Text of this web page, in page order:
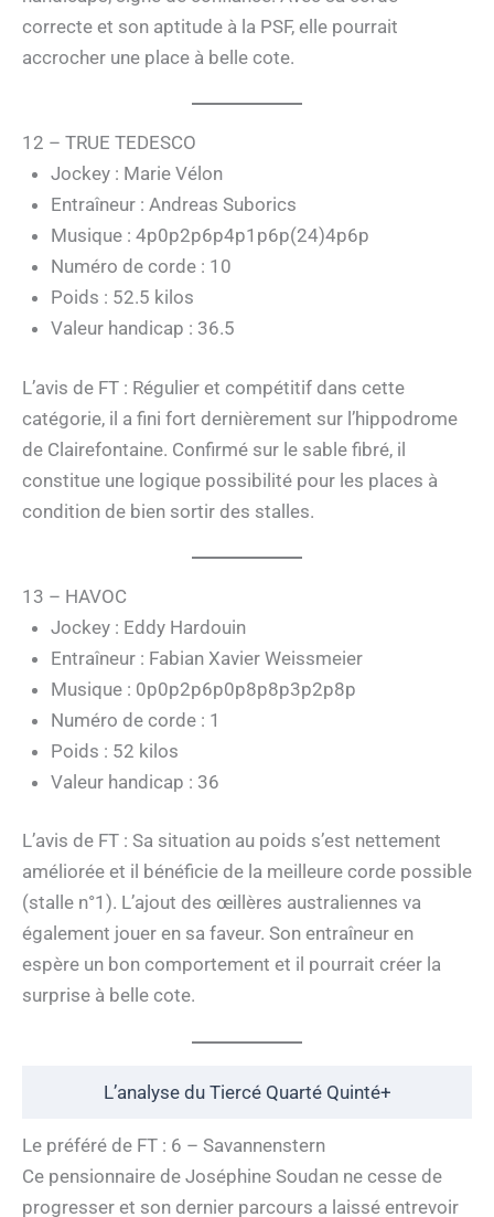
correcte et son aptitude à la PSF, elle pourrait
accrocher une place à belle cote.
12 – TRUE TEDESCO
Jockey : Marie Vélon
Entraîneur : Andreas Suborics
Musique : 4p0p2p6p4p1p6p(24)4p6p
Numéro de corde : 10
Poids : 52.5 kilos
Valeur handicap : 36.5
L’avis de FT : Régulier et compétitif dans cette
catégorie, il a fini fort dernièrement sur l’hippodrome
de Clairefontaine. Confirmé sur le sable fibré, il
constitue une logique possibilité pour les places à
condition de bien sortir des stalles.
13 – HAVOC
Jockey : Eddy Hardouin
Entraîneur : Fabian Xavier Weissmeier
Musique : 0p0p2p6p0p8p8p3p2p8p
Numéro de corde : 1
Poids : 52 kilos
Valeur handicap : 36
L’avis de FT : Sa situation au poids s’est nettement
améliorée et il bénéficie de la meilleure corde possible
(stalle n°1). L’ajout des œillères australiennes va
également jouer en sa faveur. Son entraîneur en
espère un bon comportement et il pourrait créer la
surprise à belle cote.
L’analyse du Tiercé Quarté Quinté+
Le préféré de FT : 6 – Savannenstern
Ce pensionnaire de Joséphine Soudan ne cesse de
progresser et son dernier parcours a laissé entrevoir